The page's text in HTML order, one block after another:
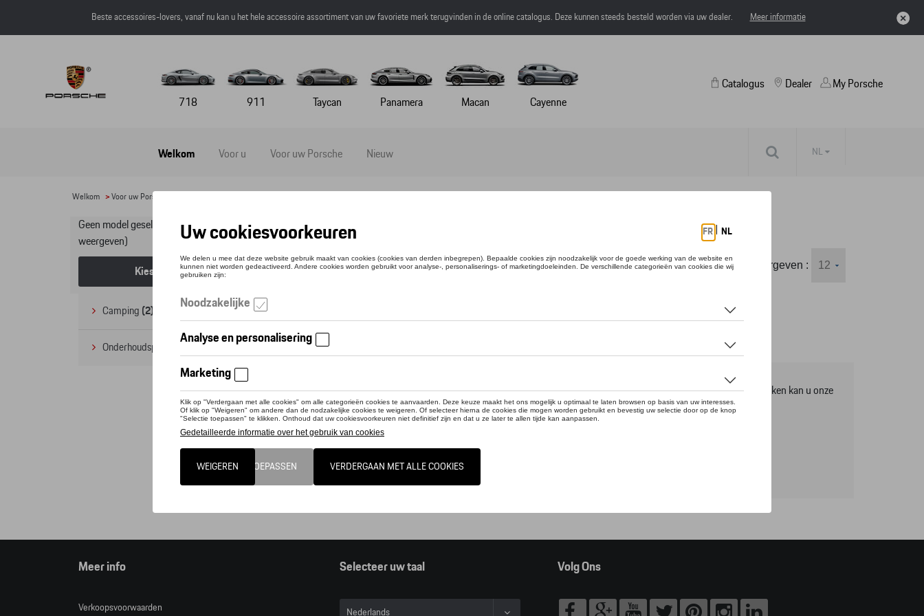
Beste accessoires-lovers, vanaf nu kan u het hele accessoire assortiment van uw favoriete merk terugvinden in de online catalogus. Deze kunnen steeds besteld worden via uw dealer. Meer informatie
718 911 Taycan Panamera Macan Cayenne
Catalogus
Welkom Voor u Voor uw Porsche Nieuw
Dealer My Porsche
NL
Welkom >Voor uw Porsche
Geen model geselecteerd (Alles
weergeven)
Kies een model
Camping (2)
Onderhoudsproducten (1)
Loop - en trapwagens
Weergeven :
Deze online shop biedt u enkel een selectie uit ons Tequipment accessoire gamma, om het volledige gamma te ontdekken kan u onze
Tequipment accessoire zoeker raadplegen.
Opgelet, door op deze link te klikken verlaat u de online shop en kan u dus geen artikels online bestellen.
Catalogus Porsche
Meer info
Verkoopsvoorwaarden
Selecteer uw taal
Nederlands
Volg Ons